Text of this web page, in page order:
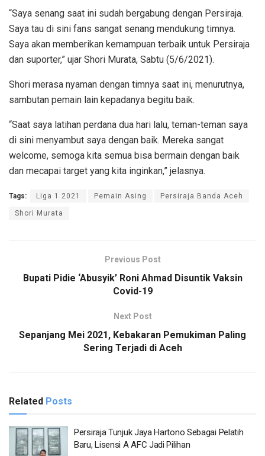
“Saya senang saat ini sudah bergabung dengan Persiraja.
Saya tau di sini fans sangat senang mendukung timnya.
Saya akan memberikan kemampuan terbaik untuk Persiraja
dan suporter,” ujar Shori Murata, Sabtu (5/6/2021).
Shori merasa nyaman dengan timnya saat ini, menurutnya,
sambutan pemain lain kepadanya begitu baik.
“Saat saya latihan perdana dua hari lalu, teman-teman saya
di sini menyambut saya dengan baik. Mereka sangat
welcome, semoga kita semua bisa bermain dengan baik
dan mecapai target yang kita inginkan,” jelasnya.
Tags: Liga 1 2021 Pemain Asing Persiraja Banda Aceh
Shori Murata
Previous Post
Bupati Pidie ‘Abusyik’ Roni Ahmad Disuntik Vaksin
Covid-19
Next Post
Sepanjang Mei 2021, Kebakaran Pemukiman Paling
Sering Terjadi di Aceh
Related Posts
Persiraja Tunjuk Jaya Hartono Sebagai Pelatih
Baru, Lisensi A AFC Jadi Pilihan